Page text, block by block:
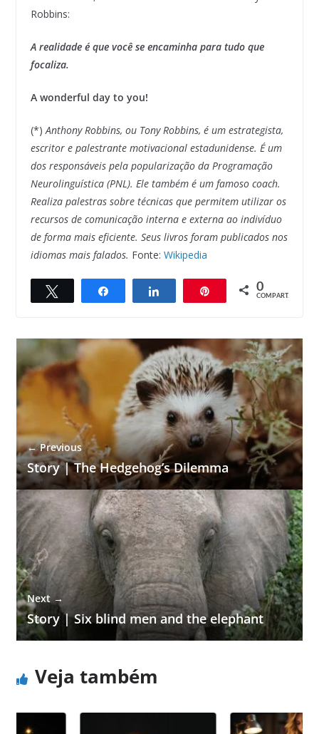
Robbins:
A realidade é que você se encaminha para tudo que
focaliza.
A wonderful day to you!
(*)Anthony Robbins, ou Tony Robbins, é um estrategista,
escritor e palestrante motivacional estadunidense. É um
dos responsáveis pela popularização da Programação
Neurolinguística (PNL). Ele também é um famoso coach.
Realiza palestras sobre técnicas que permitem utilizar os
recursos de comunicação interna e externa ao indivíduo
de forma mais eficiente. Seus livros foram publicados nos
idiomas mais falados. Fonte: Wikipedia
Compartilhar Compartilhar 0
COMPART.
← Previous
Story | The Hedgehog’s Dilemma
Next →
Story | Six blind men and the elephant
Veja também